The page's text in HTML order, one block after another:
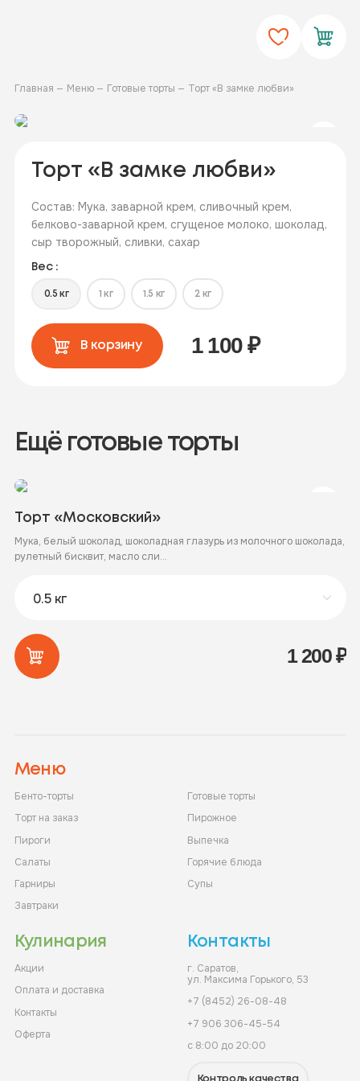
Главная Меню Готовые торты Торт «В замке любви»
Торт «В замке любви»
Состав: Мука, заварной крем, сливочный крем,
белково-заварной крем, сгущеное молоко, шоколад,
сыр творожный, сливки, сахар
Вес :
0.5 кг 1 кг 1.5 кг 2 кг
В корзину 1 100₽
Ещё готовые торты
Торт «Московский»
Мука, белый шоколад, шоколадная глазурь из молочного шоколада,
рулетный бисквит, масло сли...
1 200₽
Меню
Бенто-торты
Готовые торты
Торт на заказ
Пирожное
Пироги
Выпечка
Салаты
Горячие блюда
Гарниры
Супы
Завтраки
Кулинария
Акции
Оплата и доставка
Контакты
Оферта
Контакты
г. Саратов,
ул. Максима Горького, 53
+7 (8452) 26-08-48
+7 906 306-45-54
с 8:00 до 20:00
Контроль качества